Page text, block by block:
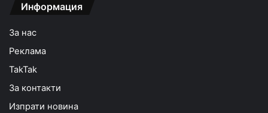
Информация
За нас
Реклама
TakTak
За контакти
Изпрати новина